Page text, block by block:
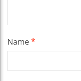
Name*